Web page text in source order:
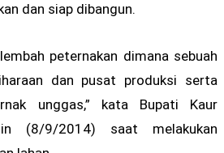
dan siap dibangun.
peternakan dimana sebuah
dan pusat produksi serta
unggas,” kata Bupati Kaur
(8/9/2014) saat melakukan